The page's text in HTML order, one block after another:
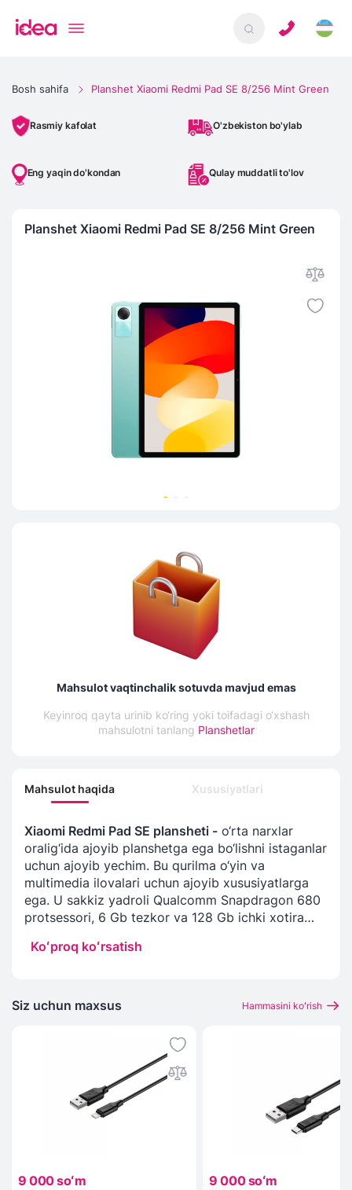
Bosh sahifa Planshet Xiaomi Redmi Pad SE 8/256 Mint Green
Rasmiy kafolat O'zbekiston bo'ylab
Eng yaqin do'kondan Qulay muddatli to'lov
Planshet Xiaomi Redmi Pad SE 8/256 Mint Green
Mahsulot vaqtinchalik sotuvda mavjud emas
Keyinroq qayta urinib ko‘ring yoki toifadagi o‘xshash
mahsulotni tanlang Planshetlar
Mahsulot haqida Xususiyatlari
Xiaomi Redmi Pad SE plansheti - o‘rta narxlar
oralig‘ida ajoyib planshetga ega bo‘lishni istaganlar
uchun ajoyib yechim. Bu qurilma o‘yin va
multimedia ilovalari uchun ajoyib xususiyatlarga
ega. U sakkiz yadroli Qualcomm Snapdragon 680
protsessori, 6 Gb tezkor va 128 Gb ichki xotira
texnologiyasini qo‘llab-quvvatlaydi O‘ta katta
Akkumulyator sig‘imi 8000 mA*soat (tez
Koʻproq koʻrsatish
Siz uchun maxsus Hammasini koʻrish
9 000 soʻm 9 000 soʻm